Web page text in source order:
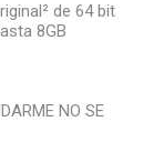
de 64 bit
8GB
NO SE